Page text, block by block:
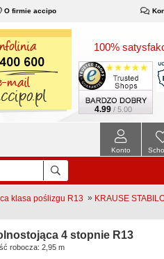
O firmie accipo
100%
4.99 / 5.00
Konto
klasa poślizgu R13 » KRAUSE
4 stopnie R13
robocza: 2,95 m